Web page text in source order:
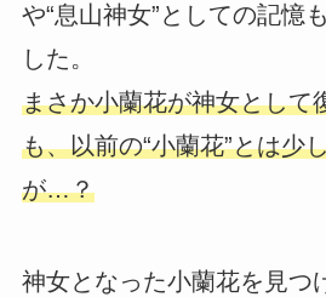
や“息山神女”としての記憶
した。
まさか小蘭花が神女として
も、以前の“小蘭花”とは少
が…？
神女となった小蘭花を見つ